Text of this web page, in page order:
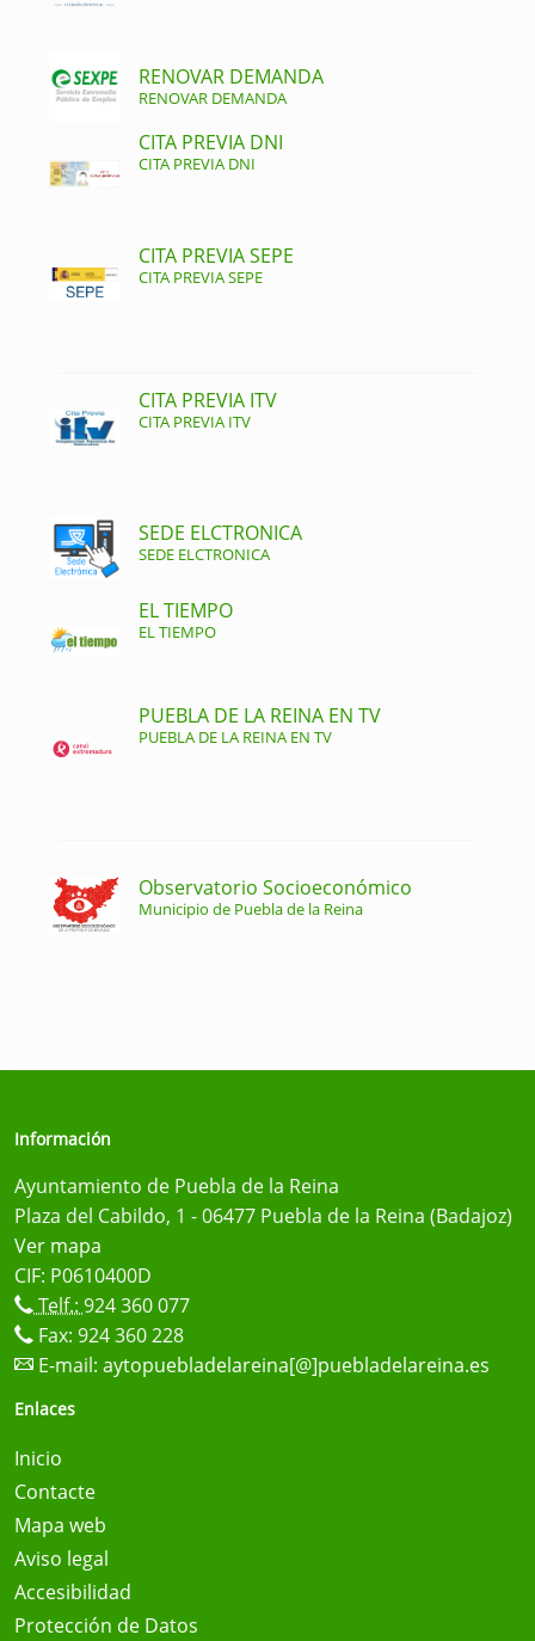
RENOVAR DEMANDA
RENOVAR DEMANDA
CITA PREVIA DNI
CITA PREVIA DNI
CITA PREVIA SEPE
CITA PREVIA SEPE
CITA PREVIA ITV
CITA PREVIA ITV
SEDE ELCTRONICA
SEDE ELCTRONICA
EL TIEMPO
EL TIEMPO
PUEBLA DE LA REINA EN TV
PUEBLA DE LA REINA EN TV
Observatorio Socioeconómico
Municipio de Puebla de la Reina
Información
Ayuntamiento de Puebla de la Reina
Plaza del Cabildo, 1 - 06477 Puebla de la Reina (Badajoz)
Ver mapa
CIF: P0610400D
Telf.: 924 360 077
Fax: 924 360 228
E-mail: aytopuebladelareina[@]puebladelareina.es
Enlaces
Inicio
Contacte
Mapa web
Aviso legal
Accesibilidad
Protección de Datos